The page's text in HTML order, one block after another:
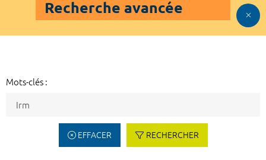
Recherche avancée
Mots-clés :
EFFACER RECHERCHER